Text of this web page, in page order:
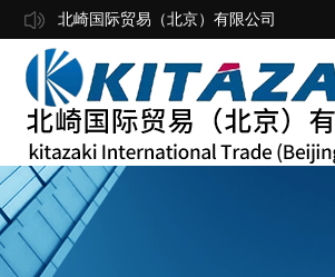
北崎国际贸易（北京）有限公司